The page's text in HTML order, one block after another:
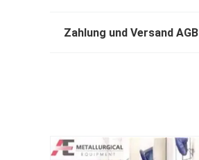
Zahlung und Versand AGB